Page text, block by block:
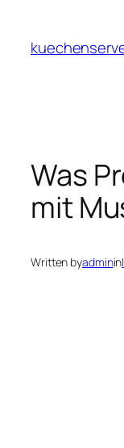
content
Was
mit
Written byadminin